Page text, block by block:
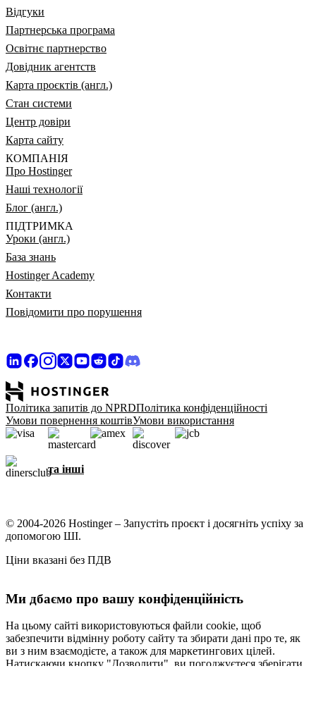
Відгуки
Партнерська програма
Освітнє партнерство
Довідник агентств
Карта проєктів (англ.)
Стан системи
Центр довіри
Карта сайту
КОМПАНІЯ
Про Hostinger
Наші технології
Блог (англ.)
ПІДТРИМКА
Уроки (англ.)
База знань
Hostinger Academy
Контакти
Повідомити про порушення
Політика запитів до NPRDПолітика конфіденційності
Умови повернення коштівУмови використання
та інші
© 2004-2026 Hostinger – Запустіть проєкт і досягніть успіху за
допомогою ШІ.
Ціни вказані без ПДВ
Ми дбаємо про вашу конфіденційність
На цьому сайті використовуються файли cookie, щоб
забезпечити відмінну роботу сайту та збирати дані про те, як
ви з ним взаємодієте, а також для маркетингових цілей.
Натискаючи кнопку "Дозволити", ви погоджуєтеся зберігати